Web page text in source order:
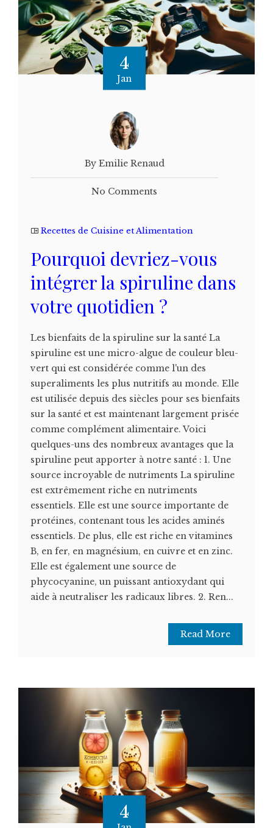
4
Jan
By Emilie Renaud
No Comments
Recettes de Cuisine et Alimentation
Pourquoi devriez-vous
intégrer la spiruline dans
votre quotidien ?
Les bienfaits de la spiruline sur la santé La
spiruline est une micro-algue de couleur bleu-
vert qui est considérée comme l'un des
superaliments les plus nutritifs au monde. Elle
est utilisée depuis des siècles pour ses bienfaits
sur la santé et est maintenant largement prisée
comme complément alimentaire. Voici
quelques-uns des nombreux avantages que la
spiruline peut apporter à notre santé : 1. Une
source incroyable de nutriments La spiruline
est extrêmement riche en nutriments
essentiels. Elle est une source importante de
protéines, contenant tous les acides aminés
essentiels. De plus, elle est riche en vitamines
B, en fer, en magnésium, en cuivre et en zinc.
Elle est également une source de
phycocyanine, un puissant antioxydant qui
aide à neutraliser les radicaux libres. 2. Ren...
Read More
4